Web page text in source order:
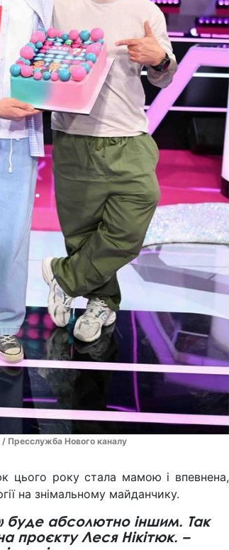
/ Пресслужба Нового каналу
цього року стала мамою і впевнена,
на знімальному майданчику.
буде абсолютно іншим. Так
проєкту Леся Нікітюк. –